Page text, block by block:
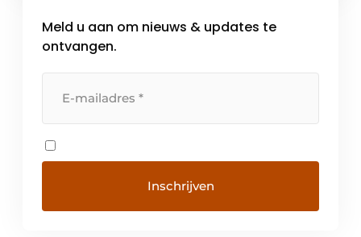
Meld u aan om nieuws & updates te
ontvangen.